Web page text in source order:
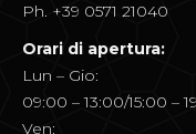
Ph. +39 0571 21040
Orari di apertura:
Lun – Gio:
09:00 – 13:00/15:00 –
Ven: